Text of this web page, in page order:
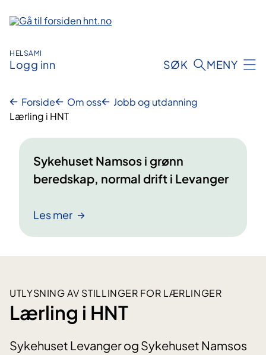
innhold
HELSAMI
Logg inn SØK MENY
Forside Om oss
Jobb og utdanning
Lærling i HNT
Sykehuset Namsos i grønn
beredskap, normal drift i Levanger
Les mer
UTLYSNING AV STILLINGER FOR LÆRLINGER
Lærling i HNT
Sykehuset Levanger og Sykehuset Namsos